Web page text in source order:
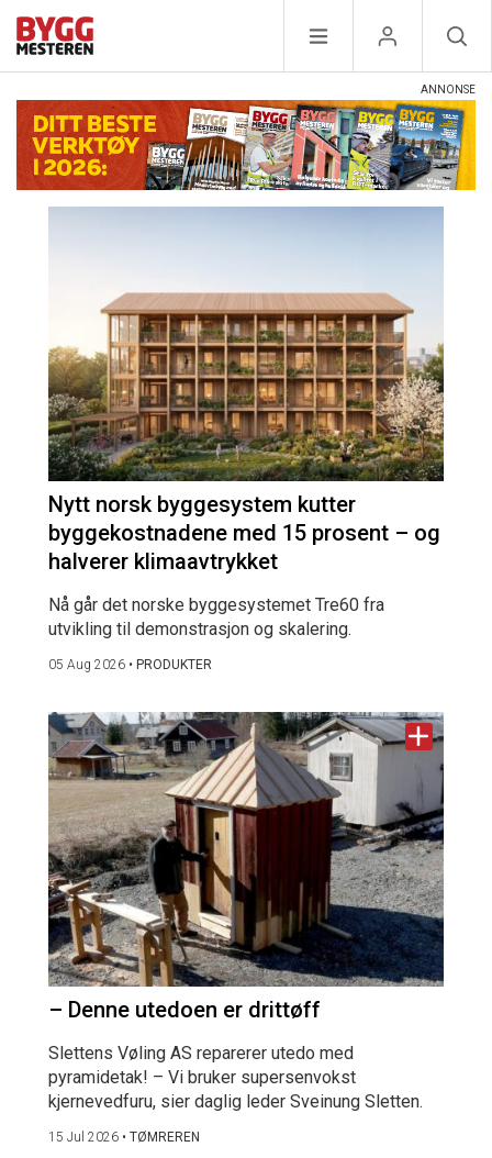
Nytt norsk byggesystem kutter
byggekostnadene med 15 prosent – og
halverer klimaavtrykket
Nå går det norske byggesystemet Tre60 fra
utvikling til demonstrasjon og skalering.
05 Aug 2026 • PRODUKTER
– Denne utedoen er drittøff
Slettens Vøling AS reparerer utedo med
pyramidetak! – Vi bruker supersenvokst
kjernevedfuru, sier daglig leder Sveinung Sletten.
15 Jul 2026 • TØMREREN